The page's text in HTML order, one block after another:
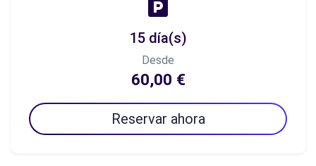
15 día(s)
Desde
60,00 €
Reservar ahora